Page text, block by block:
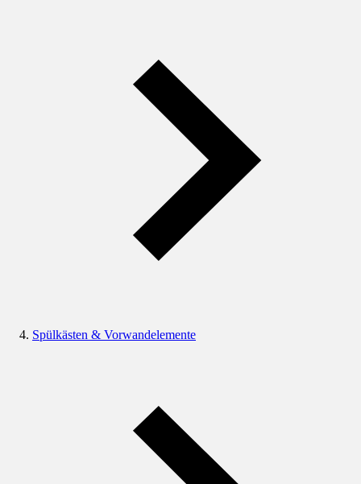
Spülkästen & Vorwandelemente